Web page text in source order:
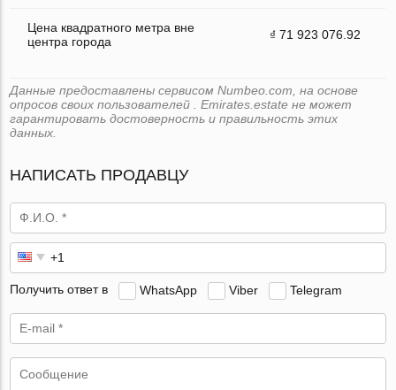
Цена квадратного метра вне
центра города
₫ 71 923 076.92
Данные предоставлены сервисом Numbeo.com, на основе
опросов своих пользователей . Emirates.estate не может
гарантировать достоверность и правильность этих
данных.
НАПИСАТЬ ПРОДАВЦУ
Получить ответ в WhatsApp Viber Telegram